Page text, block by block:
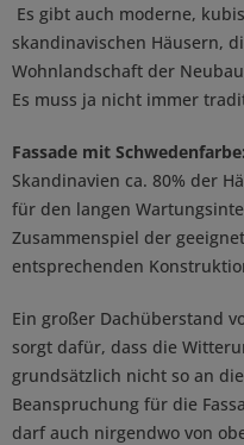
Es gibt auch moderne,
skandinavischen Häusern,
Wohnlandschaft der
Es muss ja nicht immer
Fassade mit Schwedenfarbe:
Skandinavien ca. 80% der
für den langen
Zusammenspiel der
entsprechenden
Ein großer Dachüberstand
sorgt dafür, dass die
grundsätzlich nicht so an
Beanspruchung für die
darf auch nirgendwo von